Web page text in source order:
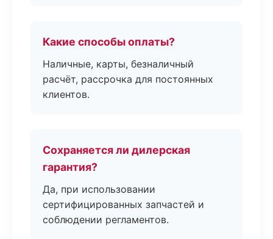
Какие способы оплаты?
Наличные, карты, безналичный
расчёт, рассрочка для постоянных
клиентов.
Сохраняется ли дилерская
гарантия?
Да, при использовании
сертифицированных запчастей и
соблюдении регламентов.